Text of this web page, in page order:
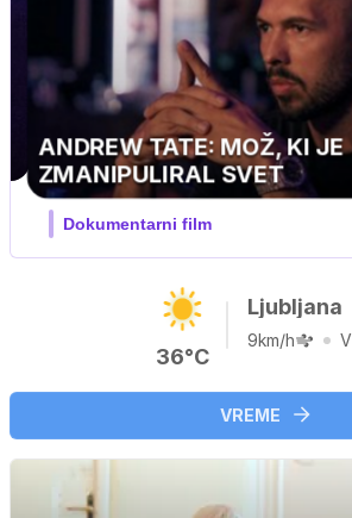
MOJ PRIJATELJ PINGVIN
Film meseca / družinski, pustolovski
36°C
Ljubljana
9km/h V
VREME